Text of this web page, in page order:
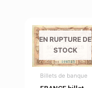
EN RUPTURE DE
STOCK
Billets de banque